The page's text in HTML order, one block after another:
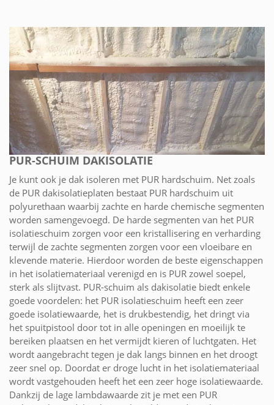
PUR-SCHUIM DAKISOLATIE
Je kunt ook je dak isoleren met PUR hardschuim. Net zoals
de PUR dakisolatieplaten bestaat PUR hardschuim uit
polyurethaan waarbij zachte en harde chemische segmenten
worden samengevoegd. De harde segmenten van het PUR
isolatieschuim zorgen voor een kristallisering en verharding
terwijl de zachte segmenten zorgen voor een vloeibare en
klevende materie. Hierdoor worden de beste eigenschappen
in het isolatiemateriaal verenigd en is PUR zowel soepel,
sterk als slijtvast. PUR-schuim als dakisolatie biedt enkele
goede voordelen: het PUR isolatieschuim heeft een zeer
goede isolatiewaarde, het is drukbestendig, het dringt via
het spuitpistool door tot in alle openingen en moeilijk te
bereiken plaatsen en het vermijdt kieren of luchtgaten. Het
wordt aangebracht tegen je dak langs binnen en het droogt
zeer snel op. Doordat er droge lucht in het isolatiemateriaal
wordt vastgehouden heeft het een zeer hoge isolatiewaarde.
Dankzij de lage lambdawaarde zit je met een PUR